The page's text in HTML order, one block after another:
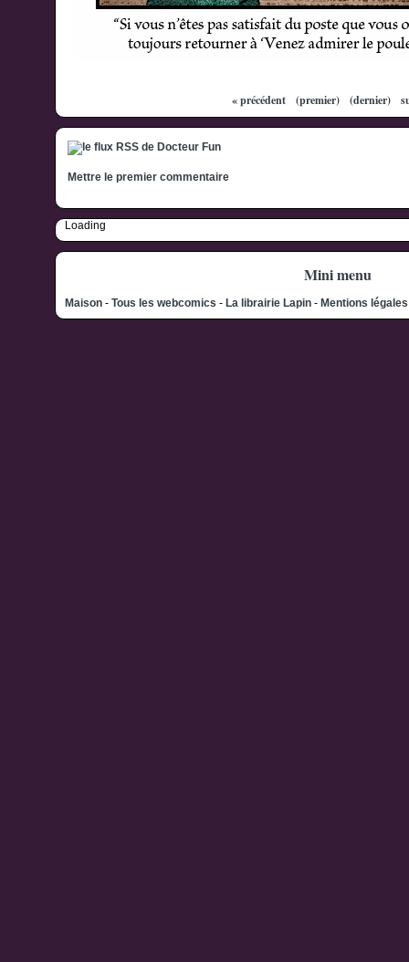
« précédent (premier) (dernier)
Mettre le premier commentaire
Loading
Mini menu
Maison - Tous les webcomics - La librairie Lapin - Mentions